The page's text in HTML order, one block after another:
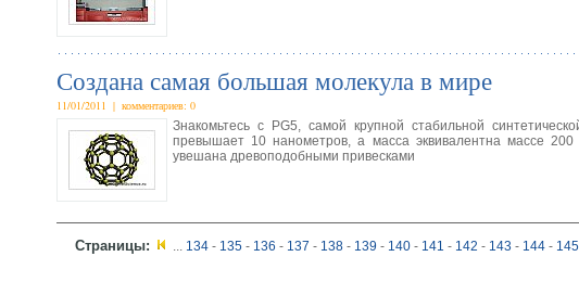
Создана самая большая молекула в мире
11/01/2011 | комментариев: 0
Знакомьтесь с PG5, самой крупной стабильной
превышает 10 нанометров, а масса эквивалентна массе
увешана древоподобными привесками
Страницы: ... 134 - 135 - 136 - 137 - 138 - 139 - 140 - 141 - 142 - 143 - 144 - 145